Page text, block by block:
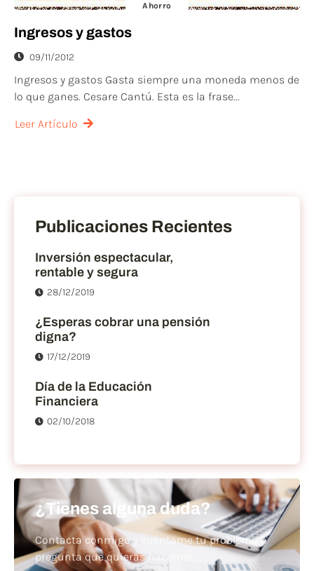
Ahorro
Ingresos y gastos
09/11/2012
Ingresos y gastos Gasta siempre una moneda menos de
lo que ganes. Cesare Cantú. Esta es la frase...
Leer Artículo
Publicaciones Recientes
Inversión espectacular,
rentable y segura
28/12/2019
¿Esperas cobrar una pensión
digna?
17/12/2019
Día de la Educación
Financiera
02/10/2018
¿Tienes alguna duda?
Contacta conmigo y cuéntame tu problema o
pregunta que quieras hacerme